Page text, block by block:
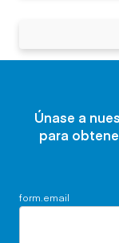
Únase a
para
form.email